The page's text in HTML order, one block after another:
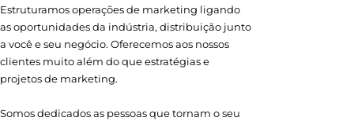
Estruturamos operações de marketing ligando
as oportunidades da indústria, distribuição junto
a você e seu negócio. Oferecemos aos nossos
clientes muito além do que estratégias e
projetos de marketing.
Somos dedicados as pessoas que tornam o seu